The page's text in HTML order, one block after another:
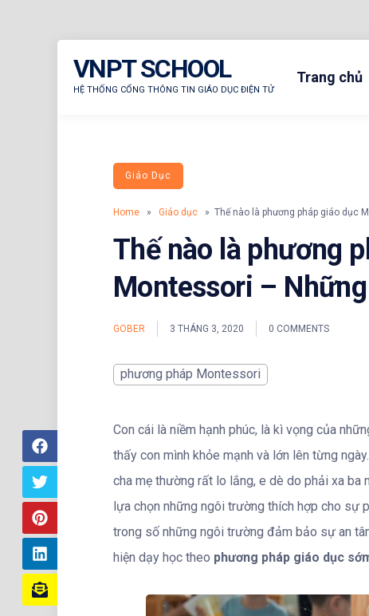
VNPT SCHOOL
HỆ THỐNG CỔNG THÔNG TIN GIÁO DỤC ĐIỆN TỬ
Trang chủ
Giáo Dục
Home » Giáo dục » Thế nào là phương pháp giáo dục
Thế nào là phương
Montessori –
GOBER 3 THÁNG 3, 2020 0 COMMENTS
phương pháp Montessori
Con cái là niềm hạnh phúc, là kì vọng của
thấy con mình khỏe mạnh và lớn lên từng
cha mẹ thường rất lo lắng, e dè do phải xa ba
lựa chọn những ngôi trường thích hợp cho sự
trong số những ngôi trường đảm bảo sự an
hiện dạy học theo phương pháp giáo dục